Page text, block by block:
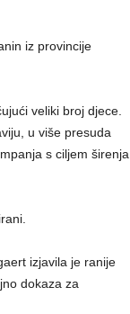
iz provincije
veliki broj djece.
u više presuda
s ciljem širenja
izjavila je ranije
dokaza za